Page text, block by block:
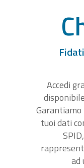
Accedi
tuoi dati
ad